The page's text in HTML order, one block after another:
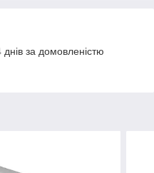
за домовленістю